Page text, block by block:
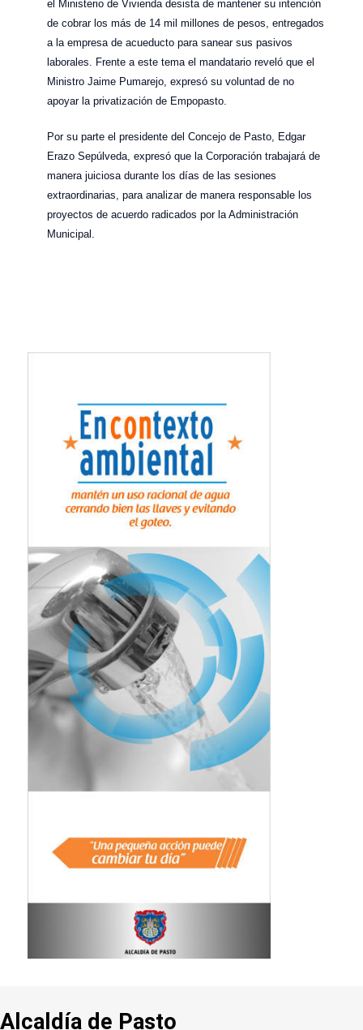
el Ministerio de Vivienda desista de mantener su intención
de cobrar los más de 14 mil millones de pesos, entregados
a la empresa de acueducto para sanear sus pasivos
laborales. Frente a este tema el mandatario reveló que el
Ministro Jaime Pumarejo, expresó su voluntad de no
apoyar la privatización de Empopasto.
Por su parte el presidente del Concejo de Pasto, Edgar
Erazo Sepúlveda, expresó que la Corporación trabajará de
manera juiciosa durante los días de las sesiones
extraordinarias, para analizar de manera responsable los
proyectos de acuerdo radicados por la Administración
Municipal.
Alcaldía de Pasto